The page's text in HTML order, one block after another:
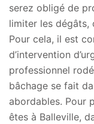
serez obligé de
limiter les dégâts,
Pour cela, il est
d’intervention
professionnel
bâchage se fait
abordables. Pour
êtes à Balleville,